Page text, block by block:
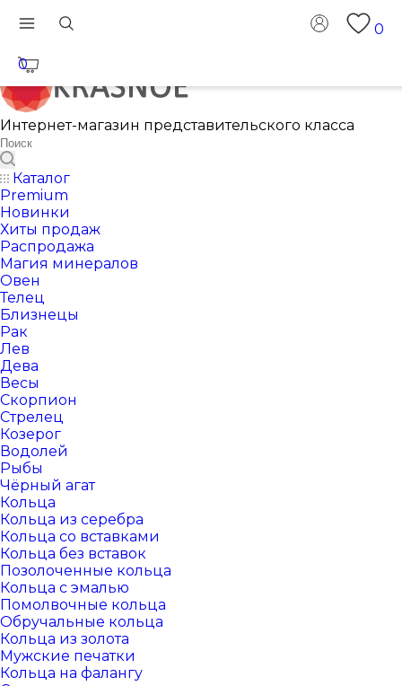
0
0
Интернет-магазин представительского класса
Каталог
Premium
Новинки
Хиты продаж
Распродажа
Магия минералов
Овен
Телец
Близнецы
Рак
Лев
Дева
Весы
Скорпион
Стрелец
Козерог
Водолей
Рыбы
Чёрный агат
Кольца
Кольца из серебра
Кольца со вставками
Кольца без вставок
Позолоченные кольца
Кольца с эмалью
Помолвочные кольца
Обручальные кольца
Кольца из золота
Мужские печатки
Кольца на фалангу